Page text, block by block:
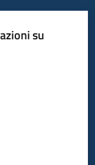
su